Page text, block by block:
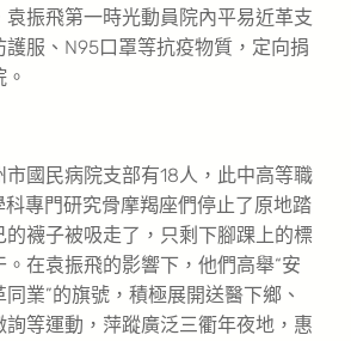
振飛第一時光動員院內平易近革支
服、N95口罩等抗疫物質，定向捐
國民病院支部有18人，此中高等職
科專門研究骨摩羯座們停止了原地踏
的襪子被吸走了，只剩下腳踝上的標
在袁振飛的影響下，他們高舉“安
業”的旗號，積極展開送醫下鄉、
等運動，萍蹤廣泛三衢年夜地，惠